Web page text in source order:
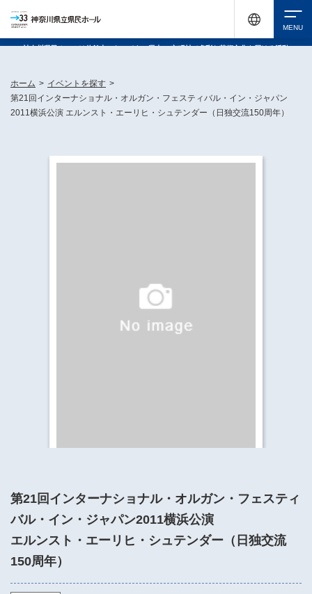
神奈川県民ホールは休館中においても、県内33市町村で多彩な芸術文化を届ける活動
ホーム > イベントを探す >
第21回インターナショナル・オルガン・フェスティバル・イン・ジャパン
2011横浜公演 エルンスト・エーリヒ・シュテンダー（日独交流150周年）
第21回インターナショナル・オルガン・フェスティ
バル・イン・ジャパン2011横浜公演
エルンスト・エーリヒ・シュテンダー（日独交流
150周年）